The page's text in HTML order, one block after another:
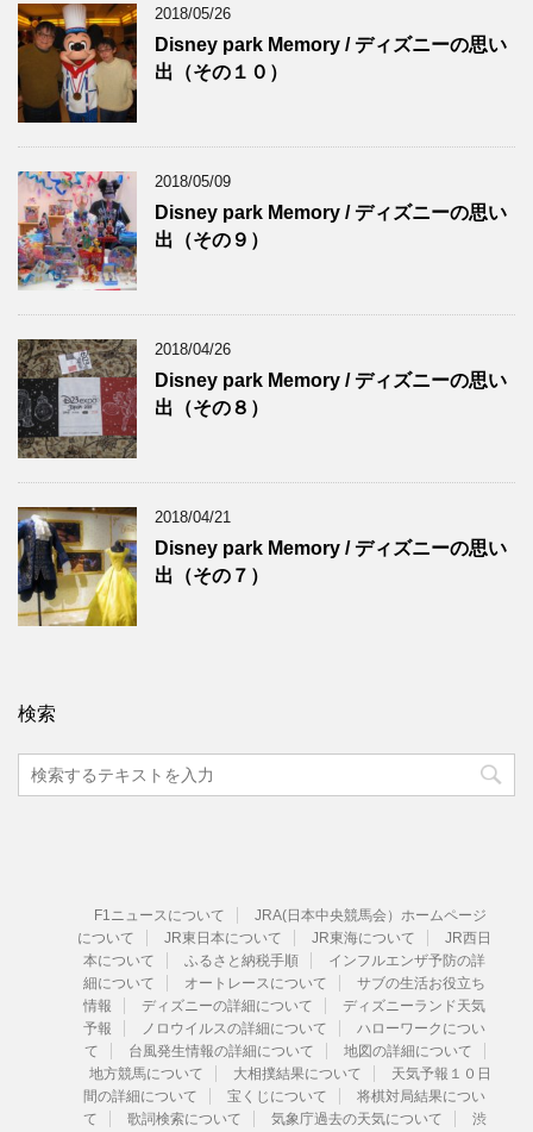
2018/05/26
Disney park Memory / ディズニーの思い
出（その１０）
2018/05/09
Disney park Memory / ディズニーの思い
出（その９）
2018/04/26
Disney park Memory / ディズニーの思い
出（その８）
2018/04/21
Disney park Memory / ディズニーの思い
出（その７）
検索
F1ニュースについて
JRA(日本中央競馬会）ホームページ
について
JR東日本について JR東海について
JR西日
本について
ふるさと納税手順
インフルエンザ予防の詳
細について
オートレースについて
サブの生活お役立ち
情報
ディズニーの詳細について
ディズニーランド天気
予報
ノロウイルスの詳細について
ハローワークについ
て
台風発生情報の詳細について
地図の詳細について
地方競馬について
大相撲結果について
天気予報１０日
間の詳細について
宝くじについて
将棋対局結果につい
て
歌詞検索について 気象庁過去の天気について 渋